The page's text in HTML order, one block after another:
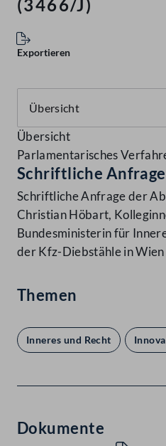
(3466/J)
Exportieren
Übersicht
Parlamentarisches
Schriftliche Anfrage
Schriftliche Anfrage der
Christian Höbart,
Bundesministerin für
der Kfz-Diebstähle in Wien
Themen
Inneres und Recht
Dokumente